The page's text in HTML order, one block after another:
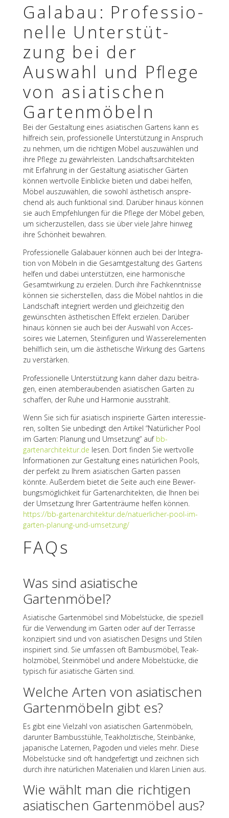
Gala­bau: Profes­sio­
nelle Unter­stüt­
zung bei der
Auswahl und Pflege
von asia­ti­schen
Gartenmöbeln
Bei der Gestal­tung eines asia­ti­schen Gartens kann es
hilf­reich sein, profes­sio­nelle Unter­stüt­zung in Anspruch
zu nehmen, um die rich­ti­gen Möbel auszu­wäh­len und
ihre Pflege zu gewähr­leis­ten. Land­schafts­ar­chi­tek­ten
mit Erfah­rung in der Gestal­tung asia­ti­scher Gärten
können wert­volle Einbli­cke bieten und dabei helfen,
Möbel auszu­wäh­len, die sowohl ästhe­tisch anspre­
chend als auch funk­tio­nal sind. Darüber hinaus können
sie auch Empfeh­lun­gen für die Pflege der Möbel geben,
um sicher­zu­stel­len, dass sie über viele Jahre hinweg
ihre Schön­heit bewahren.
Profes­sio­nelle Gala­bauer können auch bei der Inte­gra­
tion von Möbeln in die Gesamt­ge­stal­tung des Gartens
helfen und dabei unter­stüt­zen, eine harmo­ni­sche
Gesamt­wir­kung zu erzie­len. Durch ihre Fach­kennt­nisse
können sie sicher­stel­len, dass die Möbel naht­los in die
Land­schaft inte­griert werden und gleich­zei­tig den
gewünsch­ten ästhe­ti­schen Effekt erzie­len. Darüber
hinaus können sie auch bei der Auswahl von Acces­
soires wie Later­nen, Stein­fi­gu­ren und Wasser­ele­men­ten
behilf­lich sein, um die ästhe­ti­sche Wirkung des Gartens
zu verstärken.
Profes­sio­nelle Unter­stüt­zung kann daher dazu beitra­
gen, einen atem­be­rau­ben­den asia­ti­schen Garten zu
schaf­fen, der Ruhe und Harmo­nie ausstrahlt.
Wenn Sie sich für asia­tisch inspi­rierte Gärten inter­es­sie­
ren, soll­ten Sie unbe­dingt den Arti­kel “Natür­li­cher Pool
im Garten: Planung und Umset­zung” auf bb-
gartenarchitektur.de lesen. Dort finden Sie wert­volle
Infor­ma­tio­nen zur Gestal­tung eines natür­li­chen Pools,
der perfekt zu Ihrem asia­ti­schen Garten passen
könnte. Außer­dem bietet die Seite auch eine Bewer­
bungs­mög­lich­keit für Garten­ar­chi­tek­ten, die Ihnen bei
der Umset­zung Ihrer Garten­träume helfen können.
https://bb-gartenarchitektur.de/natuerlicher-pool-im-
garten-planung-und-umsetzung/
FAQs
Was sind asia­ti­sche
Gartenmöbel?
Asia­ti­sche Garten­mö­bel sind Möbel­stü­cke, die spezi­ell
für die Verwen­dung im Garten oder auf der Terrasse
konzi­piert sind und von asia­ti­schen Designs und Stilen
inspi­riert sind. Sie umfas­sen oft Bambus­mö­bel, Teak­
holz­mö­bel, Stein­mö­bel und andere Möbel­stü­cke, die
typisch für asia­ti­sche Gärten sind.
Welche Arten von asia­ti­schen
Garten­mö­beln gibt es?
Es gibt eine Viel­zahl von asia­ti­schen Garten­mö­beln,
darun­ter Bambus­stühle, Teak­holz­ti­sche, Stein­bänke,
japa­ni­sche Later­nen, Pago­den und vieles mehr. Diese
Möbel­stü­cke sind oft hand­ge­fer­tigt und zeich­nen sich
durch ihre natür­li­chen Mate­ria­lien und klaren Linien aus.
Wie wählt man die rich­ti­gen
asia­ti­schen Garten­mö­bel aus?